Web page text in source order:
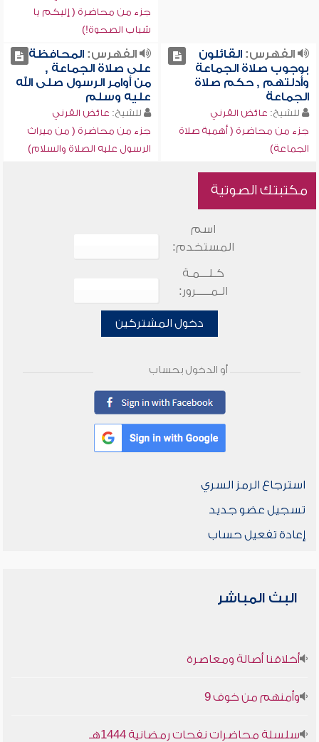
جزء من محاضرة ( إليكم يا
شباب الصحوة!)
الفهرس:القائلون
بوجوب صلاة الجماعة
وأدلتهم , حكم صلاة
الجماعة
للشيخ: عائض القرني
جزء من محاضرة ( أهمية صلاة
الجماعة)
الفهرس:المحافظة
على صلاة الجماعة ,
من أوامر الرسول صلى الله
عليه وسلم
للشيخ: عائض القرني
جزء من محاضرة ( من ميراث
الرسول عليه الصلاة والسلام)
مكتبتك الصوتية
اسم
المستخدم:
كـلـــمـة
الـمـــــرور:
دخول المشتركين
أو الدخول بحساب
استرجاع الرمز السري
تسجيل عضو جديد
إعادة تفعيل حساب
البث المباشر
أخلاقنا أصالة ومعاصرة
وأمنهم من خوف 9
سلسلة محاضرات نفحات رمضانية 1444هـ